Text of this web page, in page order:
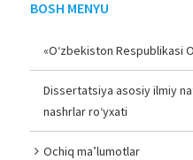
BOSH MENYU
«O‘zbekiston Respublikasi
Dissertatsiya asosiy ilmiy
nashrlar ro‘yxati
Ochiq ma’lumotlar